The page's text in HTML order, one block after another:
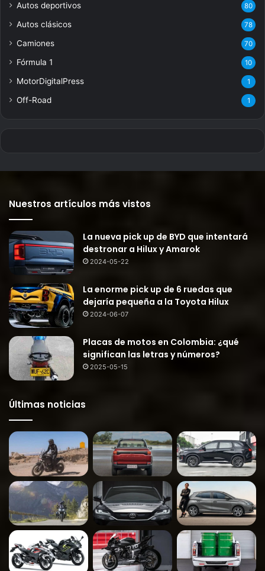
Autos deportivos 80
Autos clásicos 78
Camiones 70
Fórmula 1 10
MotorDigitalPress 1
Off-Road 1
Nuestros artículos más vistos
La nueva pick up de BYD que intentará
destronar a Hilux y Amarok
2024-05-22
La enorme pick up de 6 ruedas que
dejaría pequeña a la Toyota Hilux
2024-06-07
Placas de motos en Colombia: ¿qué
significan las letras y números?
2025-05-15
Últimas noticias